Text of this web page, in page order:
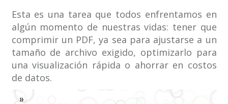
Esta es una tarea que todos enfrentamos en
algún momento de nuestras vidas: tener que
comprimir un PDF, ya sea para ajustarse a un
tamaño de archivo exigido, optimizarlo para
una visualización rápida o ahorrar en costos
de datos.